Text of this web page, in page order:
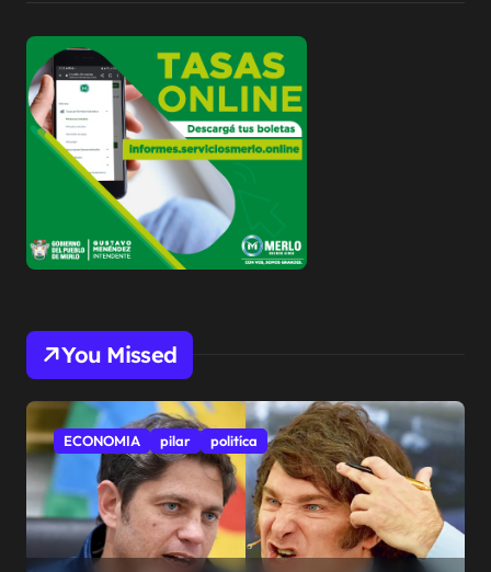
You Missed
ECONOMIA pilar politíca